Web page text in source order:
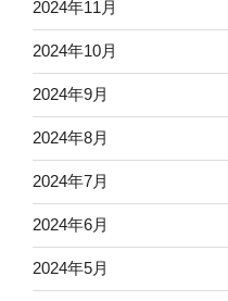
2024年11月
2024年10月
2024年9月
2024年8月
2024年7月
2024年6月
2024年5月